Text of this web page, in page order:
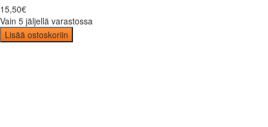
15,50€
Vain 5 jäljellä varastossa
Lisää ostoskoriin